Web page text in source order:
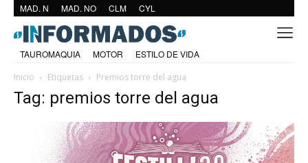
MAD. N MAD. NO CLM CYL
TAUROMAQUIA MOTOR
ESTILO DE VIDA
Inicio
Etiquetas Premios torre del agua
Tag: premios torre del agua